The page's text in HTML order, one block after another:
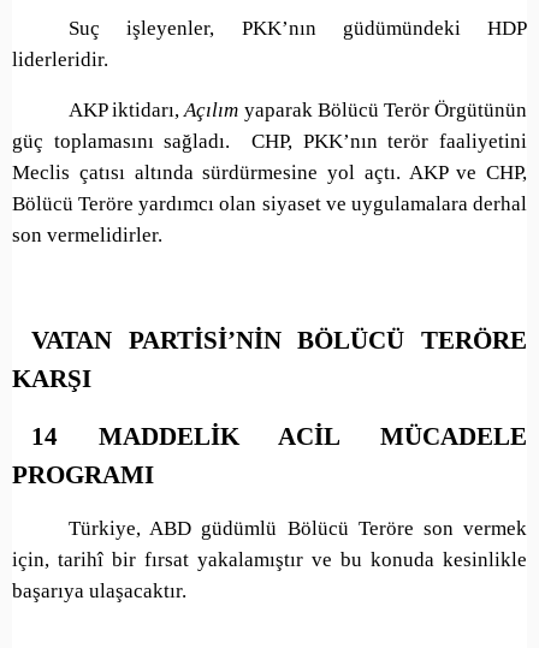
Suç işleyenler, PKK’nın güdümündeki HDP
liderleridir.
AKP iktidarı,Açılım yaparak Bölücü Terör Örgütünün
güç toplamasını sağladı. CHP, PKK’nın terör faaliyetini
Meclis çatısı altında sürdürmesine yol açtı. AKP ve CHP,
Bölücü Teröre yardımcı olan siyaset ve uygulamalara derhal
son vermelidirler.
VATAN PARTİSİ’NİN BÖLÜCÜ TERÖRE
KARŞI
14 MADDELİK ACİL MÜCADELE
PROGRAMI
Türkiye, ABD güdümlü Bölücü Teröre son vermek
için, tarihî bir fırsat yakalamıştır ve bu konuda kesinlikle
başarıya ulaşacaktır.